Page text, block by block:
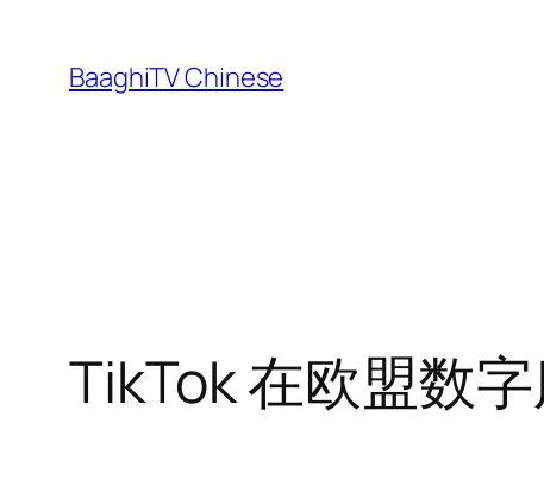
content
BaaghiTV Chinese
TikTok 在欧盟数